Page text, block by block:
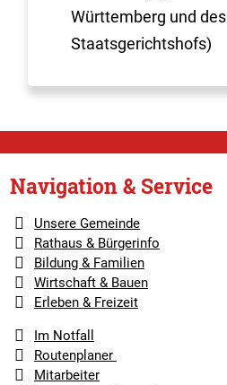
Württemberg und des
Staatsgerichtshofs)
Navigation & Service
Unsere Gemeinde
Rathaus & Bürgerinfo
Bildung & Familien
Wirtschaft & Bauen
Erleben & Freizeit
Im Notfall
Routenplaner
Mitarbeiter